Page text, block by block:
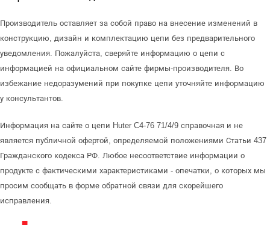
Производитель оставляет за собой право на внесение изменений в
конструкцию, дизайн и комплектацию цепи без предварительного
уведомления. Пожалуйста, сверяйте информацию о цепи с
информацией на официальном сайте фирмы-производителя. Во
избежание недоразумений при покупке цепи уточняйте информацию
у консультантов.
Информация на сайте о цепи Huter C4-76 71/4/9 справочная и не
является публичной офертой, определяемой положениями Статьи 437
Гражданского кодекса РФ. Любое несоответствие информации о
продукте с фактическими характеристиками - опечатки, о которых мы
просим сообщать в форме обратной связи для скорейшего
исправления.